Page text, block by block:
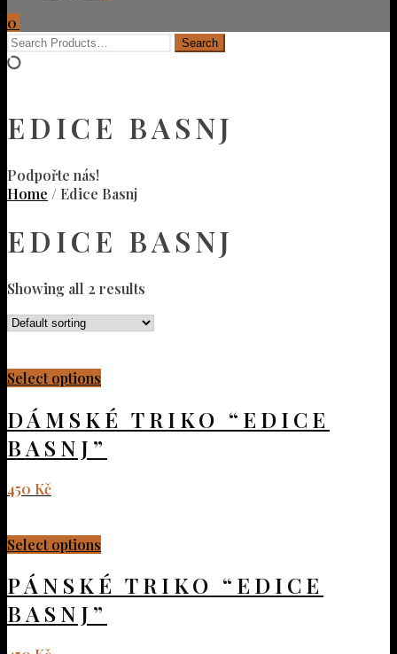
0
EDICE BASNJ
Podpořte nás!
Home / Edice Basnj
EDICE BASNJ
Showing all 2 results
Select options
DÁMSKÉ TRIKO “EDICE
BASNJ”
450 Kč
Select options
PÁNSKÉ TRIKO “EDICE
BASNJ”